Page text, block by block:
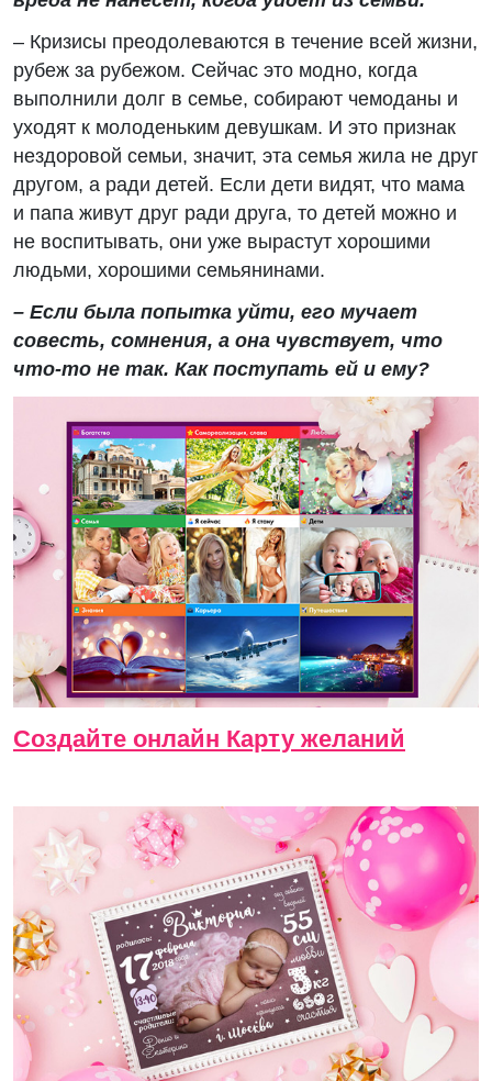
– Кризисы преодолеваются в течение всей жизни,
рубеж за рубежом. Сейчас это модно, когда
выполнили долг в семье, собирают чемоданы и
уходят к молоденьким девушкам. И это признак
нездоровой семьи, значит, эта семья жила не друг
другом, а ради детей. Если дети видят, что мама
и папа живут друг ради друга, то детей можно и
не воспитывать, они уже вырастут хорошими
людьми, хорошими семьянинами.
– Если была попытка уйти, его мучает
совесть, сомнения, а она чувствует, что
что-то не так. Как поступать ей и ему?
Создайте онлайн Карту желаний